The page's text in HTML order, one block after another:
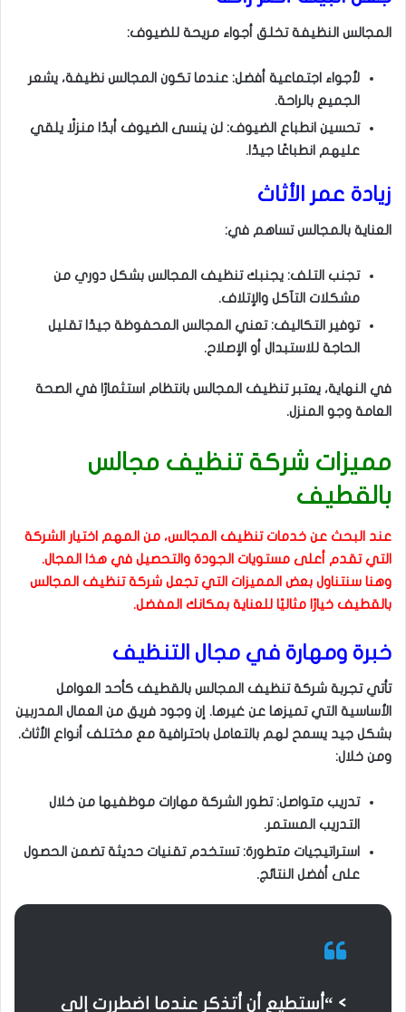
المجالس النظيفة تخلق أجواء مريحة للضيوف:
لأجواء اجتماعية أفضل: عندما تكون المجالس نظيفة، يشعر
الجميع بالراحة.
تحسين انطباع الضيوف: لن ينسى الضيوف أبدًا منزلًا يلقي
عليهم انطباعًا جيدًا.
زيادة عمر الأثاث
العناية بالمجالس تساهم في:
تجنب التلف: يجنبك تنظيف المجالس بشكل دوري من
مشكلات التآكل والإتلاف.
توفير التكاليف: تعني المجالس المحفوظة جيدًا تقليل
الحاجة للاستبدال أو الإصلاح.
في النهاية، يعتبر تنظيف المجالس بانتظام استثمارًا في الصحة
العامة وجو المنزل.
مميزات شركة تنظيف مجالس
بالقطيف
عند البحث عن خدمات تنظيف المجالس، من المهم اختيار الشركة
التي تقدم أعلى مستويات الجودة والتحصيل في هذا المجال.
وهنا سنتناول بعض المميزات التي تجعل شركة تنظيف المجالس
بالقطيف خيارًا مثاليًا للعناية بمكانك المفضل.
خبرة ومهارة في مجال التنظيف
تأتي تجربة شركة تنظيف المجالس بالقطيف كأحد العوامل
الأساسية التي تميزها عن غيرها. إن وجود فريق من العمال المدربين
بشكل جيد يسمح لهم بالتعامل باحترافية مع مختلف أنواع الأثاث.
ومن خلال:
تدريب متواصل: تطور الشركة مهارات موظفيها من خلال
التدريب المستمر.
استراتيجيات متطورة: تستخدم تقنيات حديثة تضمن الحصول
على أفضل النتائج.
> “أستطيع أن أتذكر عندما اضطررت إلى